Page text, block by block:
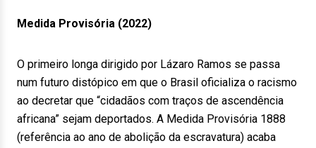
Medida Provisória (2022)
O primeiro longa dirigido por Lázaro Ramos se passa
num futuro distópico em que o Brasil oficializa o racismo
ao decretar que “cidadãos com traços de ascendência
africana” sejam deportados. A Medida Provisória 1888
(referência ao ano de abolição da escravatura) acaba